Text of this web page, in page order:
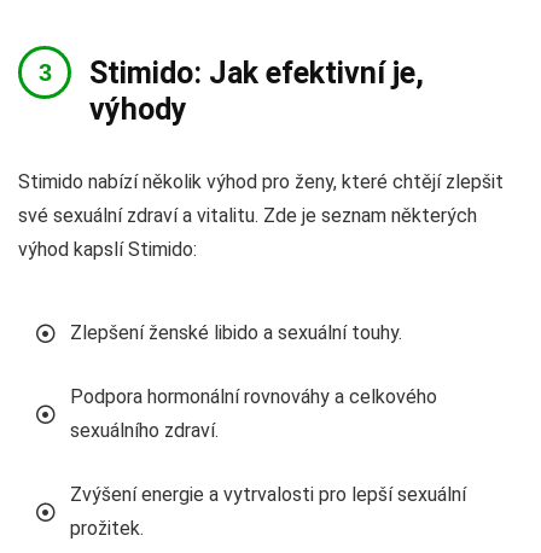
Stimido: Jak efektivní je,
výhody
Stimido nabízí několik výhod pro ženy, které chtějí zlepšit
své sexuální zdraví a vitalitu. Zde je seznam některých
výhod kapslí Stimido:
Zlepšení ženské libido a sexuální touhy.
Podpora hormonální rovnováhy a celkového
sexuálního zdraví.
Zvýšení energie a vytrvalosti pro lepší sexuální
prožitek.